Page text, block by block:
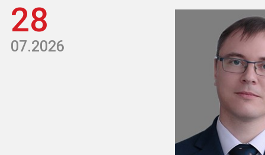
28
07.2026